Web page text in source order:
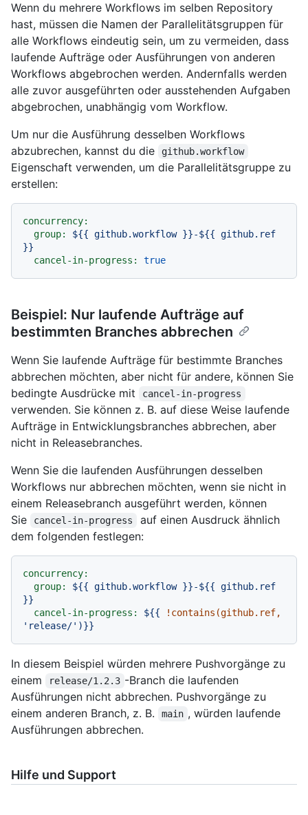
Wenn du mehrere Workflows im selben Repository
hast, müssen die Namen der Parallelitätsgruppen für
alle Workflows eindeutig sein, um zu vermeiden, dass
laufende Aufträge oder Ausführungen von anderen
Workflows abgebrochen werden. Andernfalls werden
alle zuvor ausgeführten oder ausstehenden Aufgaben
abgebrochen, unabhängig vom Workflow.
Um nur die Ausführung desselben Workflows
abzubrechen, kannst du die
github.workflow
Eigenschaft verwenden, um die Parallelitätsgruppe zu
erstellen:
concurrency:
group:
${{ github.workflow }}-${{ github.ref
}}
cancel-in-progress:
true
Beispiel: Nur laufende Aufträge auf
bestimmten Branches abbrechen
Wenn Sie laufende Aufträge für bestimmte Branches
abbrechen möchten, aber nicht für andere, können Sie
bedingte Ausdrücke mit
cancel-in-progress
verwenden. Sie können z. B. auf diese Weise laufende
Aufträge in Entwicklungsbranches abbrechen, aber
nicht in Releasebranches.
Wenn Sie die laufenden Ausführungen desselben
Workflows nur abbrechen möchten, wenn sie nicht in
einem Releasebranch ausgeführt werden, können
Sie
cancel-in-progress
auf einen Ausdruck ähnlich
dem folgenden festlegen:
concurrency:
group:
${{ github.workflow }}-${{ github.ref
}}
cancel-in-progress:
${{
!contains(github.ref,
'release/' )}}
In diesem Beispiel würden mehrere Pushvorgänge zu
einem
release/1.2.3 -Branch die laufenden
Ausführungen nicht abbrechen. Pushvorgänge zu
einem anderen Branch, z. B.
main , würden laufende
Ausführungen abbrechen.
Hilfe und Support